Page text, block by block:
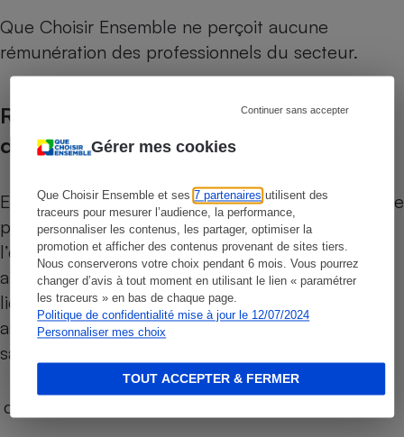
Gérer mes cookies
Que Choisir Ensemble et ses7 partenaires utilisent des
traceurs pour mesurer l’audience, la performance,
personnaliser les contenus, les partager, optimiser la
promotion et afficher des contenus provenant de sites tiers.
Nous conserverons votre choix pendant 6 mois. Vous pourrez
changer d’avis à tout moment en utilisant le lien « paramétrer
les traceurs » en bas de chaque page.
Politique de confidentialité mise à jour le 12/07/2024
Personnaliser mes choix
Continuer sans accepter
TOUT ACCEPTER & FERMER
Que Choisir Ensemble ne perçoit aucune
rémunération des professionnels du secteur.
Recensement et critères de sélection
des magasins
En partenariat avec l’Institut national de recherche
pour l’agriculture, l’alimentation et
l’environnement (Inrae)(1), Que Choisir Ensemble,
aidé de ses bénévoles-enquêteurs, a recensé les
lieux de vente les plus à même de proposer une
alternative aux grandes surfaces alimentaires, à
savoir :
des magasins physiques ;